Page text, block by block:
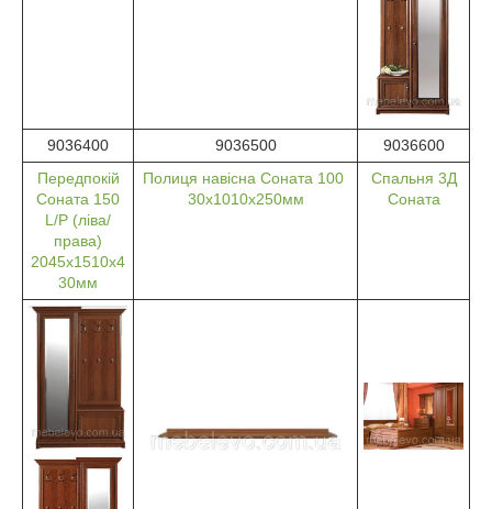
9036400 9036500
9036600
Передпокій
Соната 150
L/P (ліва/
права)
2045х1510х4
30мм
Полиця навісна Соната 100
30х1010х250мм
Спальня 3Д
Соната